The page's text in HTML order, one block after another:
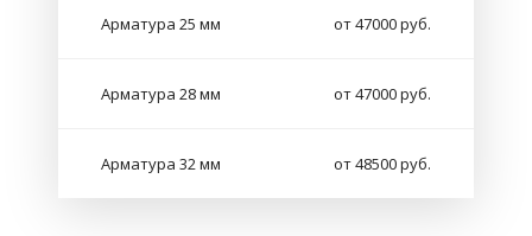
Арматура 25 мм от 47000 руб.
Арматура 28 мм от 47000 руб.
Арматура 32 мм от 48500 руб.